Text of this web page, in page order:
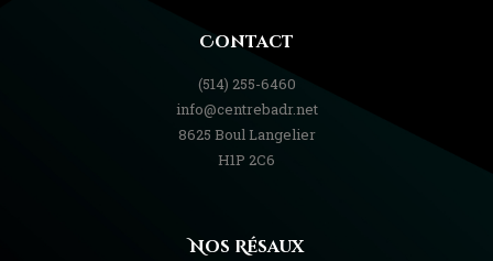
Contact
(514) 255-6460
info@centrebadr.net
8625 Boul Langelier
H1P 2C6
Nos Résaux